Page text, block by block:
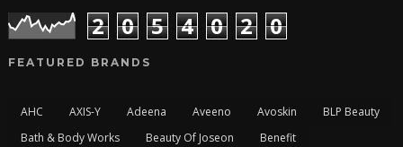
2 0 5 4 0 2 0
FEATURED BRANDS
AHC AXIS-Y Adeena Aveeno Avoskin
BLP Beauty
Bath & Body Works
Beauty Of Joseon
Benefit